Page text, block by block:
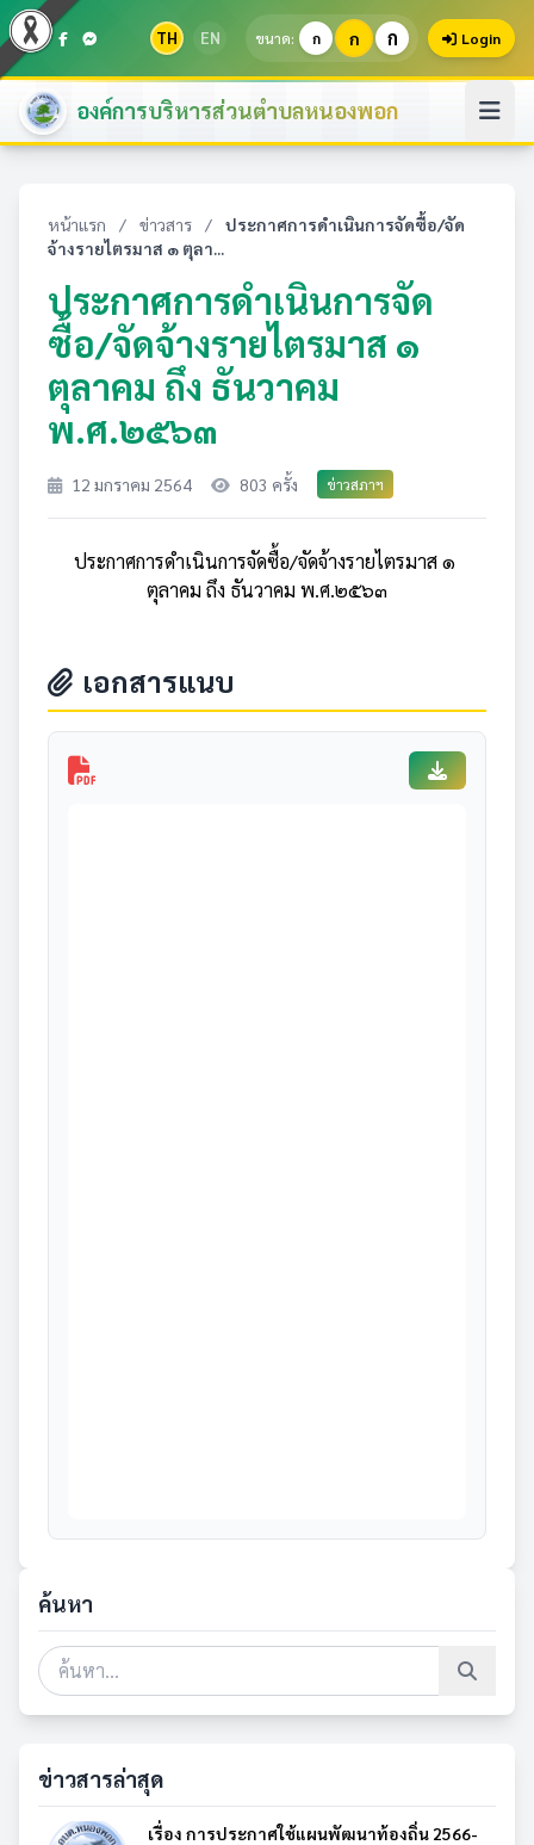
TH EN ขนาด: ก ก ก Login
องค์การบริหารส่วนตำบลหนองพอก
หน้าแรก / ข่าวสาร /
ประกาศการดำเนินการจัดซื้อ/จัด
จ้างรายไตรมาส ๑ ตุลา...
ประกาศการดำเนินการจัด
ซื้อ/จัดจ้างรายไตรมาส ๑
ตุลาคม ถึง ธันวาคม
พ.ศ.๒๕๖๓
12 มกราคม 2564 803 ครั้ง ข่าวสภาฯ
ประกาศการดำเนินการจัดซื้อ/จัดจ้างรายไตรมาส ๑
ตุลาคม ถึง ธันวาคม พ.ศ.๒๕๖๓
เอกสารแนบ
ค้นหา
ข่าวสารล่าสุด
เรื่อง การประกาศใช้แผนพัฒนาท้องถิ่น 2566-